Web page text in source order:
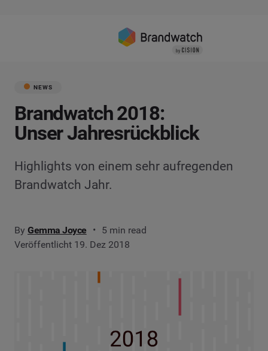
NEWS
Brandwatch 2018:
Unser Jahresrückblick
Highlights von einem sehr aufregenden
Brandwatch Jahr.
By Gemma Joyce
5 min read
Veröffentlicht 19. Dez 2018